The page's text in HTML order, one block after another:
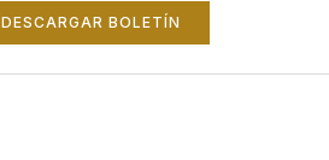
DESCARGAR BOLETÍN